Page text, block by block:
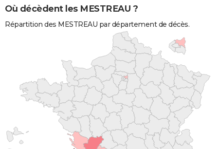
Où décèdent les MESTREAU ?
Répartition des MESTREAU par département de décès.